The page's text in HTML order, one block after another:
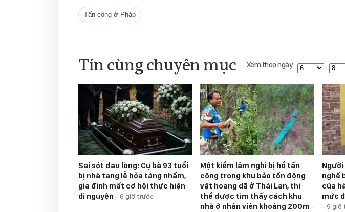
Tấn công ở Pháp
Tin cùng chuyên mục Xem theo ngày
Sai sót đau lòng: Cụ bà 93 tuổi
bị nhà tang lễ hỏa táng nhầm,
gia đình mất cơ hội thực hiện
di nguyện - 6 giờ trước
Một kiểm lâm nghi bị hổ tấn
công trong khu bảo tồn động
vật hoang dã ở Thái Lan, thi
thể được tìm thấy cách khu
nhà ở nhân viên khoảng 200m -
nghề
của
mức
- 9 giờ